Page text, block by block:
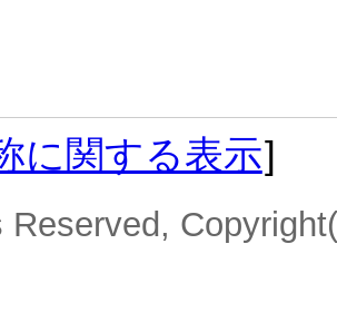
に関する表示]
Reserved,